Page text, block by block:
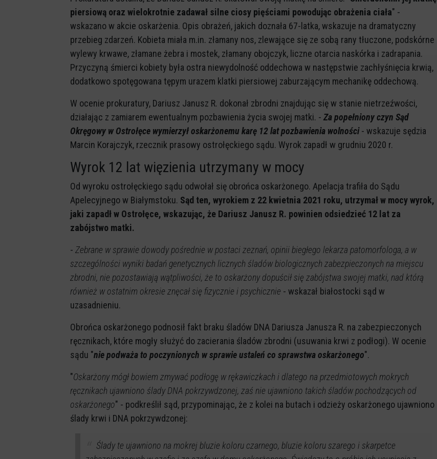
piersiową oraz wielokrotnie zadawał silne ciosy pięściami powodując obrażenia ciała" -
wskazano w akcie oskarżenia. Opis obrażeń, jakich doznała 67-latka, wskazuje na dramatyczny
przebieg zdarzeń. Kobieta miała m.in. złamany nos, zlewające się ze sobą rany tłuczone, podskórne
wylewy krwawe, złamane żebra i mostek, złamany obojczyk, liczne otarcia naskórka i zadrapania.
Przyczyną śmierci kobiety była ostra niewydolność oddechowa w następstwie zachłyśnięcia krwią,
dodatkowo spotęgowana tępym urazem klatki piersiowej zaburzającym mechanikę oddechową.
W ocenie prokuratury, Dariusz Janusz R. dokonał zbrodni znajdując się w stanie nietrzeźwości,
działając z zamiarem ewentualnym pozbawienia życia swojej matki. - Za popełniony czyn Sąd
Okręgowy w Ostrołęce wymierzył oskarżonemu karę 12 lat pozbawienia wolności- wskazuje sędzia
Marcin Korajczyk, rzecznik prasowy ostrołęckiego sądu. Wyrok zapadł w grudniu 2020 r.
Wyrok 12 lat więzienia utrzymany w mocy
Od wyroku ostrołęckiego sądu odwołał się obrońca oskarżonego. Apelacja trafiła do Sądu
Apelecyjnego w Białymstoku. Sąd ten, wyrokiem z 22 kwietnia 2021 roku, utrzymał w mocy wyrok,
jaki zapadł w Ostrołęce, wskazując, że Dariusz Janusz R. powinien odsiedzieć 12 lat za
zabójstwo matki.
- Zebrane w sprawie dowody pośrednie w postaci zeznań, opinii biegłego lekarza patomorfologa, a w
szczególności wyniki badań genetycznych licznych śladów biologicznych zabezpieczonych na miejscu
zbrodni, nie pozostawiają wątpliwości, że to oskarżony dopuścił się zabójstwa swojej matki, nad którą
również w ostatnim okresie znęcał się fizycznie i psychicznie - wskazał białostocki sąd w
uzasadnieniu.
Obrońca oskarżonego podnosił fakt braku śladów DNA Dariusza Janusza R. na zabezpieczonych
ręcznikach, które mogły służyć do zacierania śladów zbrodni (usuwania krwi z podłogi). W ocenie
sądu "nie podważa to poczynionych w sprawie ustaleń co sprawstwa oskarżonego".
"Oskarżony mógł bowiem zmywać podłogę w rękawiczkach i dlatego na przedmiotowych mokrych
ręcznikach ujawniono ślady DNA pokrzywdzonej, zaś nie ujawniono takich śladów pochodzących od
oskarżonego" - podkreślił sąd, przypominając, że z kolei na butach i odzieży oskarżonego ujawniono
ślady krwi i DNA pokrzywdzonej:
Ślady te ujawniono na mokrej bluzie koloru czarnego, bluzie koloru szarego i skarpetce